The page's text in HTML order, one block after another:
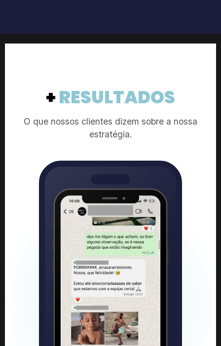
+RESULTADOS
O que nossos clientes dizem sobre a nossa
estratégia.